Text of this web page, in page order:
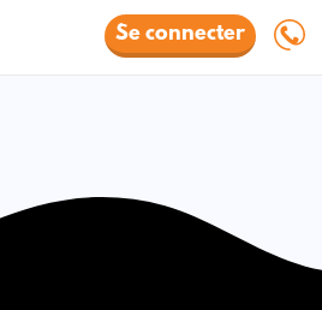
Se connecter